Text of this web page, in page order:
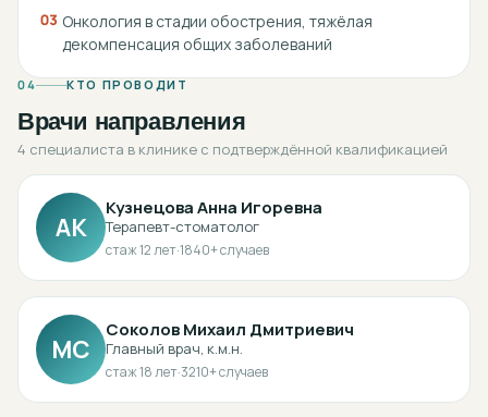
03 Онкология в стадии обострения, тяжёлая
декомпенсация общих заболеваний
04 КТО ПРОВОДИТ
Врачи направления
4 специалиста в клинике с подтверждённой квалификацией
АК
Кузнецова Анна Игоревна
Терапевт-стоматолог
стаж12лет·1840+ случаев
МС
Соколов Михаил Дмитриевич
Главный врач, к.м.н.
стаж18лет·3210+ случаев